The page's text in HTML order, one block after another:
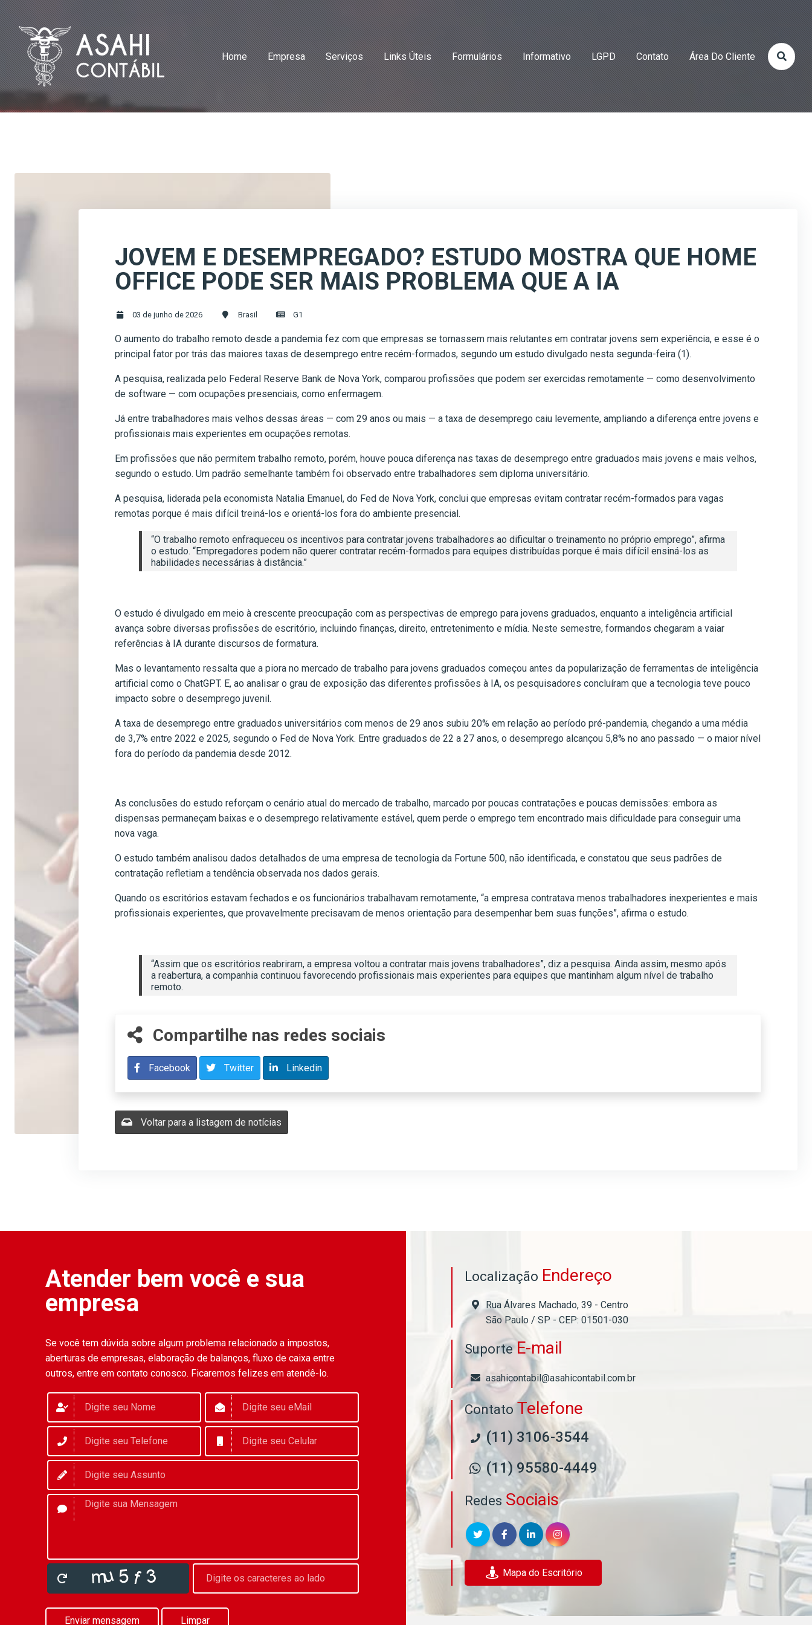
Home Empresa Serviços Links Úteis Formulários Informativo LGPD Contato Área Do Cliente
JOVEM E DESEMPREGADO? ESTUDO MOSTRA QUE HOME
OFFICE PODE SER MAIS PROBLEMA QUE A IA
03 de junho de 2026 Brasil G1
O aumento do trabalho remoto desde a pandemia fez com que empresas se tornassem mais relutantes em contratar jovens sem experiência, e esse é o
principal fator por trás das maiores taxas de desemprego entre recém-formados, segundo um estudo divulgado nesta segunda-feira (1).
A pesquisa, realizada pelo Federal Reserve Bank de Nova York, comparou profissões que podem ser exercidas remotamente — como desenvolvimento
de software — com ocupações presenciais, como enfermagem.
Já entre trabalhadores mais velhos dessas áreas — com 29 anos ou mais — a taxa de desemprego caiu levemente, ampliando a diferença entre jovens e
profissionais mais experientes em ocupações remotas.
Em profissões que não permitem trabalho remoto, porém, houve pouca diferença nas taxas de desemprego entre graduados mais jovens e mais velhos,
segundo o estudo. Um padrão semelhante também foi observado entre trabalhadores sem diploma universitário.
A pesquisa, liderada pela economista Natalia Emanuel, do Fed de Nova York, conclui que empresas evitam contratar recém-formados para vagas
remotas porque é mais difícil treiná-los e orientá-los fora do ambiente presencial.
“O trabalho remoto enfraqueceu os incentivos para contratar jovens trabalhadores ao dificultar o treinamento no próprio emprego”, afirma
o estudo. “Empregadores podem não querer contratar recém-formados para equipes distribuídas porque é mais difícil ensiná-los as
habilidades necessárias à distância.”
O estudo é divulgado em meio à crescente preocupação com as perspectivas de emprego para jovens graduados, enquanto a inteligência artificial
avança sobre diversas profissões de escritório, incluindo finanças, direito, entretenimento e mídia. Neste semestre, formandos chegaram a vaiar
referências à IA durante discursos de formatura.
Mas o levantamento ressalta que a piora no mercado de trabalho para jovens graduados começou antes da popularização de ferramentas de inteligência
artificial como o ChatGPT. E, ao analisar o grau de exposição das diferentes profissões à IA, os pesquisadores concluíram que a tecnologia teve pouco
impacto sobre o desemprego juvenil.
A taxa de desemprego entre graduados universitários com menos de 29 anos subiu 20% em relação ao período pré-pandemia, chegando a uma média
de 3,7% entre 2022 e 2025, segundo o Fed de Nova York. Entre graduados de 22 a 27 anos, o desemprego alcançou 5,8% no ano passado — o maior nível
fora do período da pandemia desde 2012.
As conclusões do estudo reforçam o cenário atual do mercado de trabalho, marcado por poucas contratações e poucas demissões: embora as
dispensas permaneçam baixas e o desemprego relativamente estável, quem perde o emprego tem encontrado mais dificuldade para conseguir uma
nova vaga.
O estudo também analisou dados detalhados de uma empresa de tecnologia da Fortune 500, não identificada, e constatou que seus padrões de
contratação refletiam a tendência observada nos dados gerais.
Quando os escritórios estavam fechados e os funcionários trabalhavam remotamente, “a empresa contratava menos trabalhadores inexperientes e mais
profissionais experientes, que provavelmente precisavam de menos orientação para desempenhar bem suas funções”, afirma o estudo.
“Assim que os escritórios reabriram, a empresa voltou a contratar mais jovens trabalhadores”, diz a pesquisa. Ainda assim, mesmo após
a reabertura, a companhia continuou favorecendo profissionais mais experientes para equipes que mantinham algum nível de trabalho
remoto.
Compartilhe nas redes sociais
Facebook Twitter Linkedin
Voltar para a listagem de notícias
Atender bem você e sua
empresa
Se você tem dúvida sobre algum problema relacionado a impostos,
aberturas de empresas, elaboração de balanços, fluxo de caixa entre
outros, entre em contato conosco. Ficaremos felizes em atendê-lo.
Enviar mensagem Limpar
Localização Endereço
Rua Álvares Machado, 39 - Centro
São Paulo / SP - CEP: 01501-030
SuporteE-mail
asahicontabil@asahicontabil.com.br
Contato Telefone
(11) 3106-3544
(11) 95580-4449
Redes Sociais
Mapa do Escritório